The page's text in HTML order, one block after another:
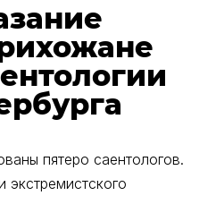
пятеро саентологов.